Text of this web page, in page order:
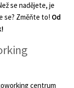
se nadějete, je
se? Změňte to! Od
centrum